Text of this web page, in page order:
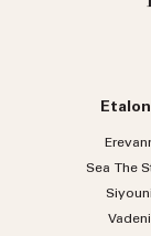
Sea The
Siyouni
Vadeni